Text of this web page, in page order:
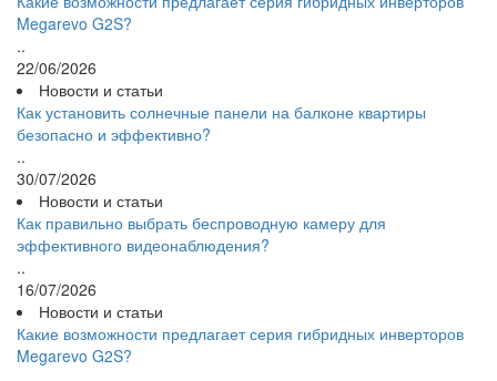
Megarevo G2S?
..
22/06/2026
Новости и статьи
Как установить солнечные панели на балконе квартиры
безопасно и эффективно?
..
30/07/2026
Новости и статьи
Как правильно выбрать беспроводную камеру для
эффективного видеонаблюдения?
..
16/07/2026
Новости и статьи
Какие возможности предлагает серия гибридных инверторов
Megarevo G2S?